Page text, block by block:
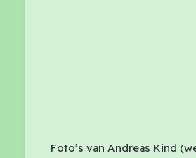
Foto’s van Andreas Kind